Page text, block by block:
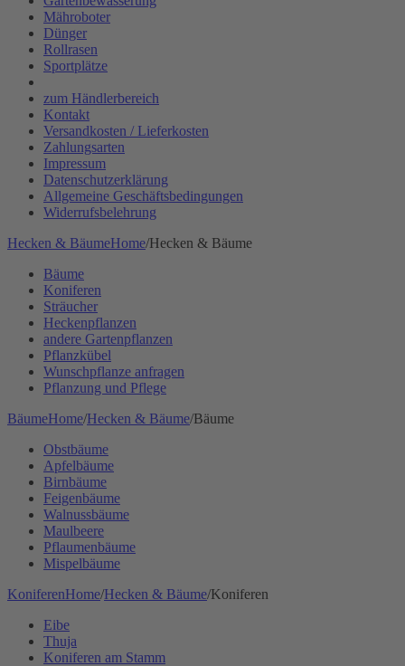
Mähroboter
Dünger
Rollrasen
Sportplätze
zum Händlerbereich
Kontakt
Versandkosten / Lieferkosten
Zahlungsarten
Impressum
Datenschutzerklärung
Allgemeine Geschäftsbedingungen
Widerrufsbelehrung
Hecken & BäumeHome/Hecken & Bäume
Bäume
Koniferen
Sträucher
Heckenpflanzen
andere Gartenpflanzen
Pflanzkübel
Wunschpflanze anfragen
Pflanzung und Pflege
BäumeHome/Hecken & Bäume/Bäume
Obstbäume
Apfelbäume
Birnbäume
Feigenbäume
Walnussbäume
Maulbeere
Pflaumenbäume
Mispelbäume
KoniferenHome/Hecken & Bäume/Koniferen
Eibe
Thuja
Koniferen am Stamm